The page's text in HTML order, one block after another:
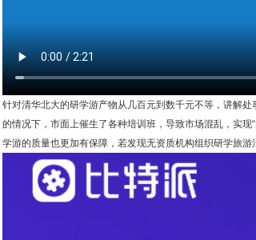
针对清华北大的研学游产物从几百元到数千元不等，讲解
的情况下，市面上催生了各种培训班，导致市场混乱，实
学游的质量也更加有保障，若发现无资质机构组织研学旅游